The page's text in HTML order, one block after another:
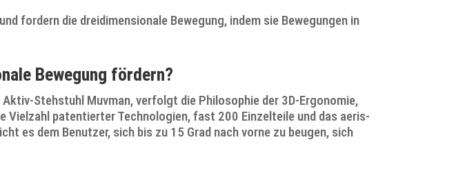
fordern die dreidimensionale Bewegung, indem sie Bewegungen in
Bewegung fördern?
Stehstuhl Muvman, verfolgt die Philosophie der 3D-Ergonomie,
Vielzahl patentierter Technologien, fast 200 Einzelteile und das aeris-
es dem Benutzer, sich bis zu 15 Grad nach vorne zu beugen, sich